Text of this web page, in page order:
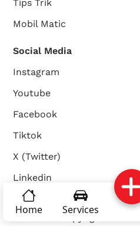
Services Brosur
Home
Services
Tips Trik
Mobil Matic
Social Media
Instagram
Youtube
Facebook
Tiktok
X (Twitter)
Linkedin